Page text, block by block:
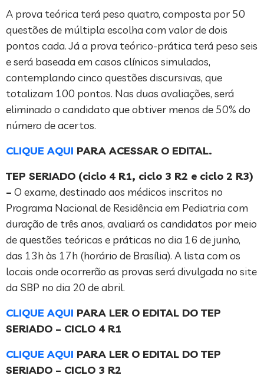
A prova teórica terá peso quatro, composta por 50
questões de múltipla escolha com valor de dois
pontos cada. Já a prova teórico-prática terá peso seis
e será baseada em casos clínicos simulados,
contemplando cinco questões discursivas, que
totalizam 100 pontos. Nas duas avaliações, será
eliminado o candidato que obtiver menos de 50% do
número de acertos.
CLIQUE AQUI PARA ACESSAR O EDITAL.
TEP SERIADO (ciclo 4 R1, ciclo 3 R2 e ciclo 2 R3)
– O exame, destinado aos médicos inscritos no
Programa Nacional de Residência em Pediatria com
duração de três anos, avaliará os candidatos por meio
de questões teóricas e práticas no dia 16 de junho,
das 13h às 17h (horário de Brasília). A lista com os
locais onde ocorrerão as provas será divulgada no site
da SBP no dia 20 de abril.
CLIQUE AQUI PARA LER O EDITAL DO TEP
SERIADO – CICLO 4 R1
CLIQUE AQUI PARA LER O EDITAL DO TEP
SERIADO – CICLO 3 R2